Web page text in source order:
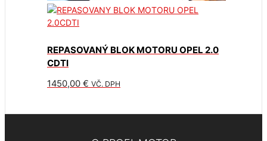
REPASOVANÝ BLOK MOTORU OPEL 2.0
CDTI
1450,00 € VČ. DPH